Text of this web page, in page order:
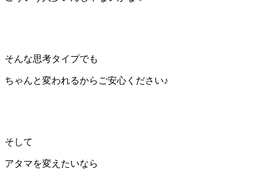
そんな思考タイプでも
ちゃんと変われるからご安心ください♪
そして
アタマを変えたいなら